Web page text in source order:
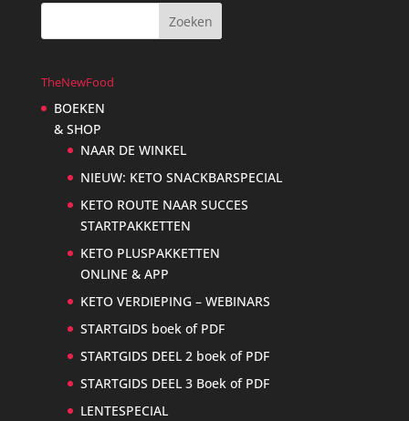
TheNewFood
BOEKEN
& SHOP
NAAR DE WINKEL
NIEUW: KETO SNACKBARSPECIAL
KETO ROUTE NAAR SUCCES
STARTPAKKETTEN
KETO PLUSPAKKETTEN
ONLINE & APP
KETO VERDIEPING – WEBINARS
STARTGIDS boek of PDF
STARTGIDS DEEL 2 boek of PDF
STARTGIDS DEEL 3 Boek of PDF
LENTESPECIAL